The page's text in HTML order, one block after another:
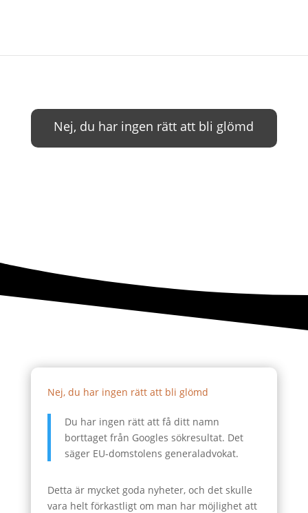
Nej, du har ingen rätt att bli glömd
Nej, du har ingen rätt att bli glömd
Du har ingen rätt att få ditt namn
borttaget från Googles sökresultat. Det
säger EU-domstolens generaladvokat.
Detta är mycket goda nyheter, och det skulle
vara helt förkastligt om man har möjlighet att